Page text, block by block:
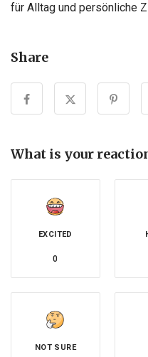
für Alltag und persönliche
Share
What is your
EXCITED
0
NOT SURE